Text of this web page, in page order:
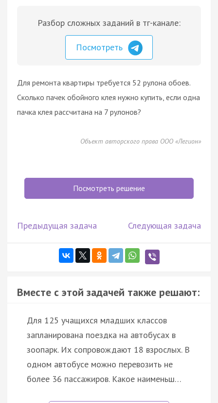
Разбор сложных заданий в тг-канале:
Посмотреть
Для ремонта квартиры требуется 52 рулона обоев.
Сколько пачек обойного клея нужно купить, если одна
пачка клея рассчитана на 7 рулонов?
Объект авторского права ООО «Легион»
Посмотреть решение
Предыдущая задача Следующая задача
Вместе с этой задачей также решают:
Для 125 учащихся младших классов
запланирована поездка на автобусах в
зоопарк. Их сопровождают 18 взрослых. В
одном автобусе можно перевозить не
более 36 пассажиров. Какое наименьш…